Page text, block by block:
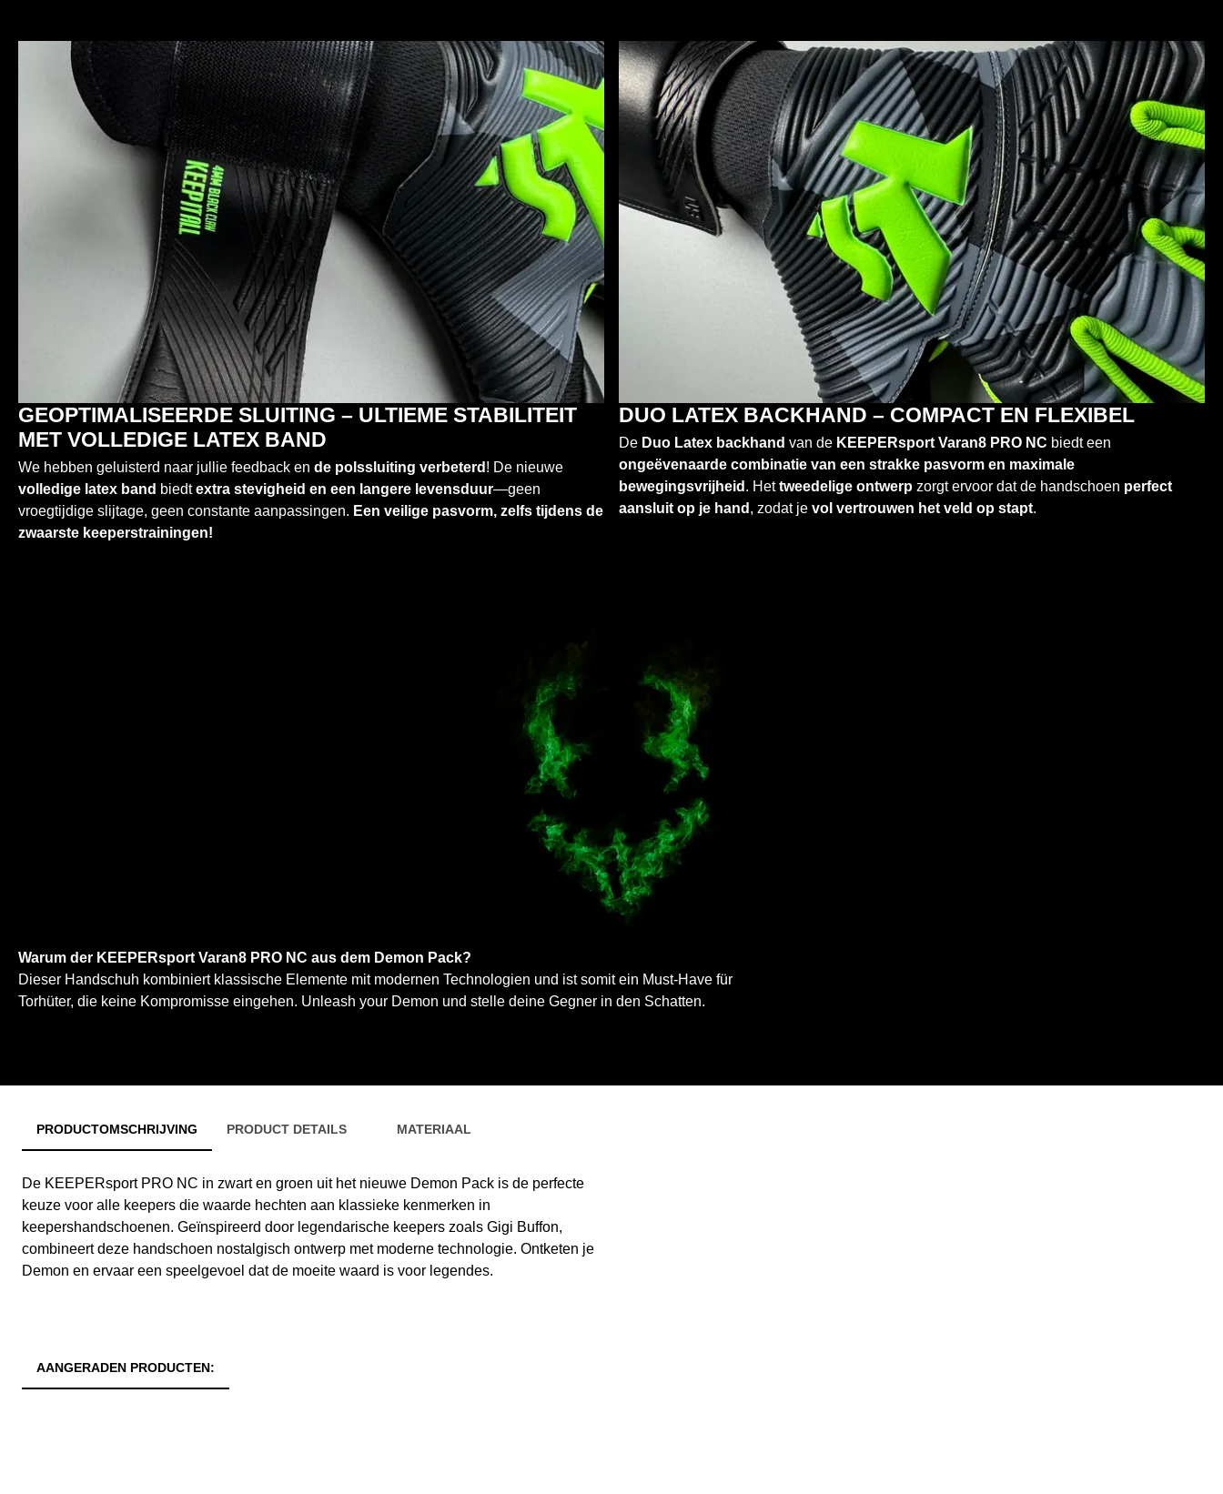
GEOPTIMALISEERDE SLUITING – ULTIEME STABILITEIT
MET VOLLEDIGE LATEX BAND
We hebben geluisterd naar jullie feedback en de polssluiting verbeterd ! De nieuwe
volledige latex band biedtextra stevigheid en een langere levensduur—geen
vroegtijdige slijtage, geen constante aanpassingen. Een veilige pasvorm, zelfs tijdens de
zwaarste keeperstrainingen!
DUO LATEX BACKHAND – COMPACT EN FLEXIBEL
De Duo Latex backhand van de KEEPERsport Varan8 PRO NC biedt een
ongeëvenaarde combinatie van een strakke pasvorm en maximale
bewegingsvrijheid . Hettweedelige ontwerp zorgt ervoor dat de handschoen perfect
aansluit op je hand , zodat je vol vertrouwen het veld op stapt.
Warum der KEEPERsport Varan8 PRO NC aus dem Demon Pack?
Dieser Handschuh kombiniert klassische Elemente mit modernen Technologien und ist somit ein Must-Have für
Torhüter, die keine Kompromisse eingehen. Unleash your Demon und stelle deine Gegner in den Schatten.
PRODUCTOMSCHRIJVING PRODUCT DETAILS MATERIAAL
De KEEPERsport PRO NC in zwart en groen uit het nieuwe Demon Pack is de perfecte
keuze voor alle keepers die waarde hechten aan klassieke kenmerken in
keepershandschoenen. Geïnspireerd door legendarische keepers zoals Gigi Buffon,
combineert deze handschoen nostalgisch ontwerp met moderne technologie. Ontketen je
Demon en ervaar een speelgevoel dat de moeite waard is voor legendes.
AANGERADEN PRODUCTEN: